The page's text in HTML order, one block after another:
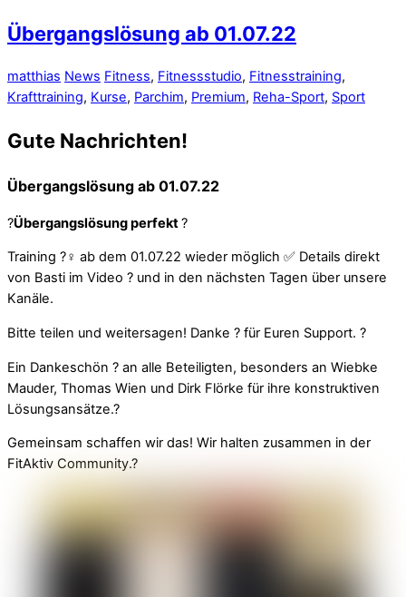
Übergangslösung ab 01.07.22
matthias News Fitness, Fitnessstudio, Fitnesstraining,
Krafttraining, Kurse, Parchim, Premium, Reha-Sport, Sport
Gute Nachrichten!
Übergangslösung ab 01.07.22
?Übergangslösung perfekt?
Training ?️‍♀️ ab dem 01.07.22 wieder möglich ✅ Details direkt
von Basti im Video ? und in den nächsten Tagen über unsere
Kanäle.
Bitte teilen und weitersagen! Danke ? für Euren Support. ?
Ein Dankeschön ? an alle Beteiligten, besonders an Wiebke
Mauder, Thomas Wien und Dirk Flörke für ihre konstruktiven
Lösungsansätze.?
Gemeinsam schaffen wir das! Wir halten zusammen in der
FitAktiv Community.?